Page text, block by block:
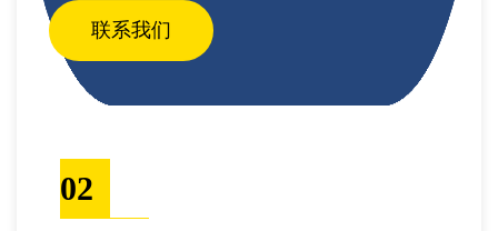
联系我们
02